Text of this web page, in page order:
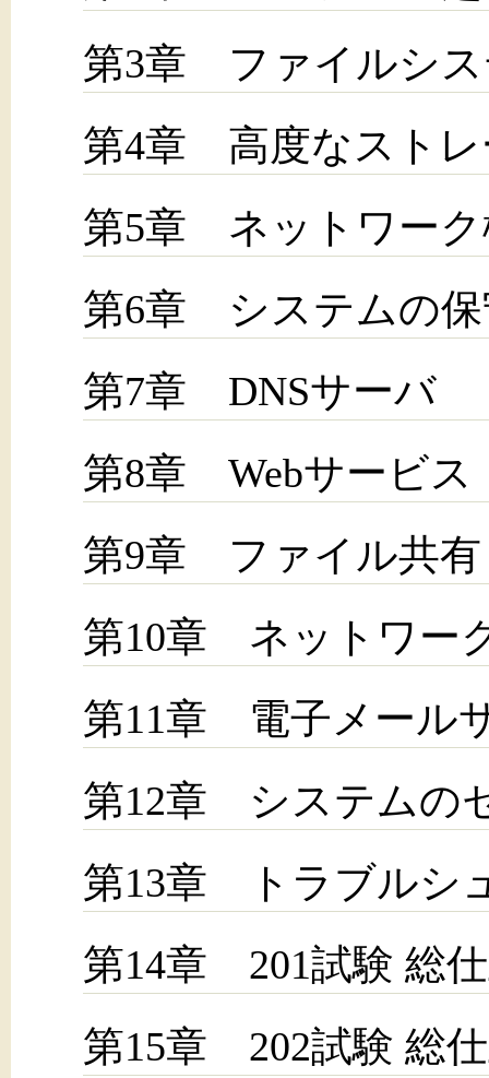
第3章 ファイルシス
第4章 高度なストレ
第5章 ネットワーク
第6章 システムの保
第7章 DNSサーバ
第8章 Webサービス
第9章 ファイル共有
第10章 ネットワー
第11章 電子メール
第12章 システムの
第13章 トラブルシ
第14章 201試験 総
第15章 202試験 総